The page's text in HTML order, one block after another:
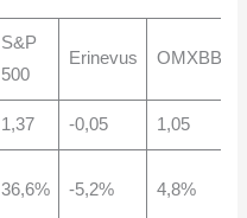
S&P
500
Erinevus OMXBBGI
1,37 -0,05 1,05
36,6% -5,2% 4,8%